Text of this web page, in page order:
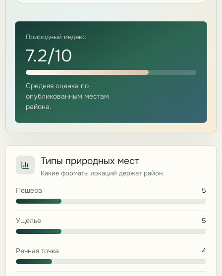
Природный индекс
7.2/10
Средняя оценка по
опубликованным местам
района.
Типы природных мест
Какие форматы локаций держат район.
Пещера 5
Ущелье 5
Речная точка 4